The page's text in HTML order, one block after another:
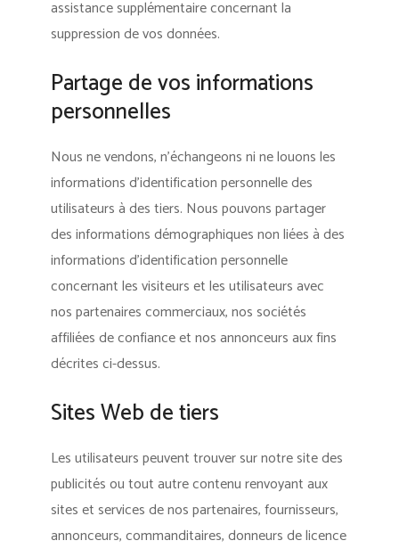
assistance supplémentaire concernant la
suppression de vos données.
Partage de vos informations
personnelles
Nous ne vendons, n’échangeons ni ne louons les
informations d’identification personnelle des
utilisateurs à des tiers. Nous pouvons partager
des informations démographiques non liées à des
informations d’identification personnelle
concernant les visiteurs et les utilisateurs avec
nos partenaires commerciaux, nos sociétés
affiliées de confiance et nos annonceurs aux fins
décrites ci-dessus.
Sites Web de tiers
Les utilisateurs peuvent trouver sur notre site des
publicités ou tout autre contenu renvoyant aux
sites et services de nos partenaires, fournisseurs,
annonceurs, commanditaires, donneurs de licence